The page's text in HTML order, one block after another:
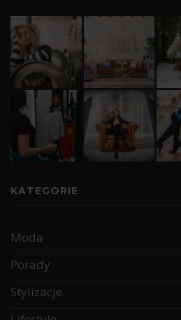
KATEGORIE
Moda
Porady
Stylizacje